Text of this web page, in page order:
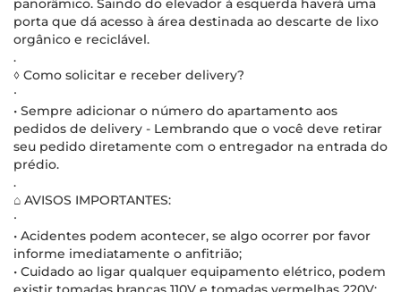
porta que dá acesso à área destinada ao descarte de lixo
orgânico e reciclável.
.
◊ Como solicitar e receber delivery?
∙
• Sempre adicionar o número do apartamento aos
pedidos de delivery - Lembrando que o você deve retirar
seu pedido diretamente com o entregador na entrada do
prédio.
.
⌂ AVISOS IMPORTANTES:
∙
• Acidentes podem acontecer, se algo ocorrer por favor
informe imediatamente o anfitrião;
• Cuidado ao ligar qualquer equipamento elétrico, podem